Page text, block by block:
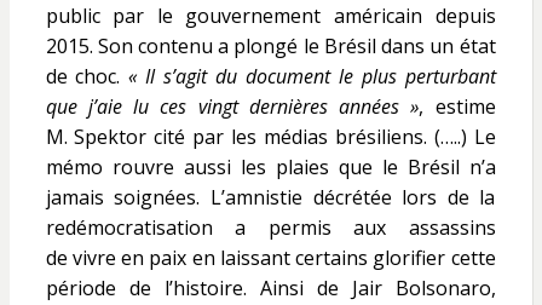
public par le gouvernement américain depuis
2015. Son contenu a plongé le Brésil dans un état
de choc.« Il s’agit du document le plus perturbant
que j’aie lu ces vingt dernières années », estime
M. Spektor cité par les médias brésiliens. (…..) Le
mémo rouvre aussi les plaies que le Brésil n’a
jamais soignées. L’amnistie décrétée lors de la
redémocratisation a permis aux assassins
de vivre en paix en laissant certains glorifier cette
période de l’histoire. Ainsi de Jair Bolsonaro,